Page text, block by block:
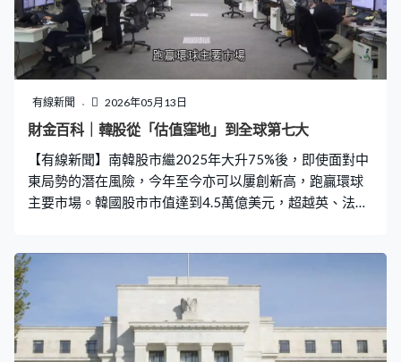
評，他加息及減息決策太過遲緩，特朗普稱他為「太遲先
生」，他第二度上任美國總統後多次評擊鮑威爾遲遲不肯
減息。不過就算面對總統公開施壓，鮑威爾亦保持堅定，
極力捍衛聯儲局的獨立性。他更因為聯儲局總部大樓翻新
工程超支被刑事調查，為捍衛當局獨立性，鮑威爾決定卸
任主席後仍會繼續留任理事。 他最後一次主持的議息會
議，局內出現近34年以來最嚴重的政策分歧。當被視為親
特朗普的沃什接任主席後，仍留在局內繼續擔任理事的鮑
威爾能否繼續
有線新聞 2026年05月13日
財金百科｜韓股從「估值窪地」到全球第七大
【有線新聞】南韓股市繼2025年大升75%後，即使面對中
東局勢的潛在風險，今年至今亦可以屢創新高，跑贏環球
主要市場。韓國股市市值達到4.5萬億美元，超越英、法、
業，這情況與高度集中的市場結構有關，加上家族企業、
治理透明度與低派息政策，令國際投資者卻步。 近年的升
市動力則主要歸功於晶片產業技術溢價與政府政策的轉
型，隨著AI算力需求爆發，南韓在高性能記憶體領域佔據
高的市場領導地位。單單以SK海力士及三星電子為例，股